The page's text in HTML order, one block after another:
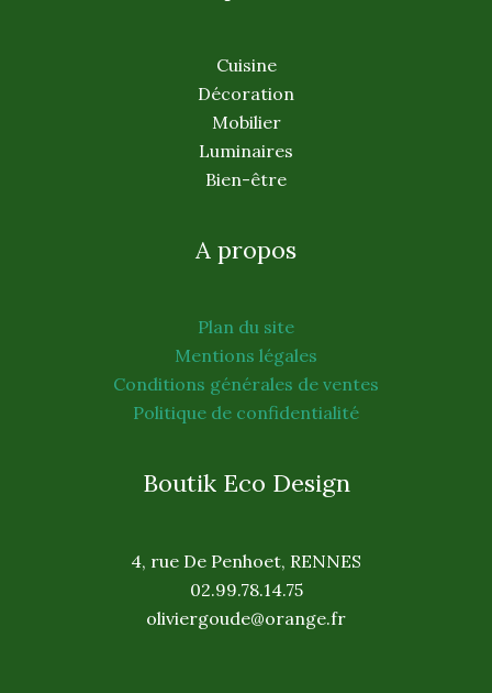
Cuisine
Décoration
Mobilier
Luminaires
Bien-être
A propos
Plan du site
Mentions légales
Conditions générales de ventes
Politique de confidentialité
Boutik Eco Design
4, rue De Penhoet, RENNES
02.99.78.14.75
oliviergoude@orange.fr